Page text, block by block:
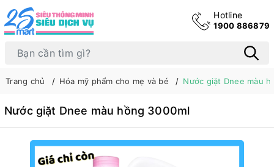
Hotline
1900 886879
Trang chủ Hóa mỹ phẩm cho mẹ và bé Nước giặt Dnee màu
Nước giặt Dnee màu hồng 3000ml